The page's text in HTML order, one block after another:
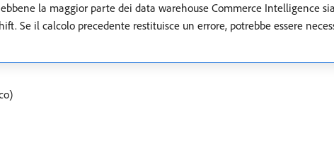
la maggior parte dei data warehouse Commerce Intelligence
Se il calcolo precedente restituisce un errore, potrebbe essere